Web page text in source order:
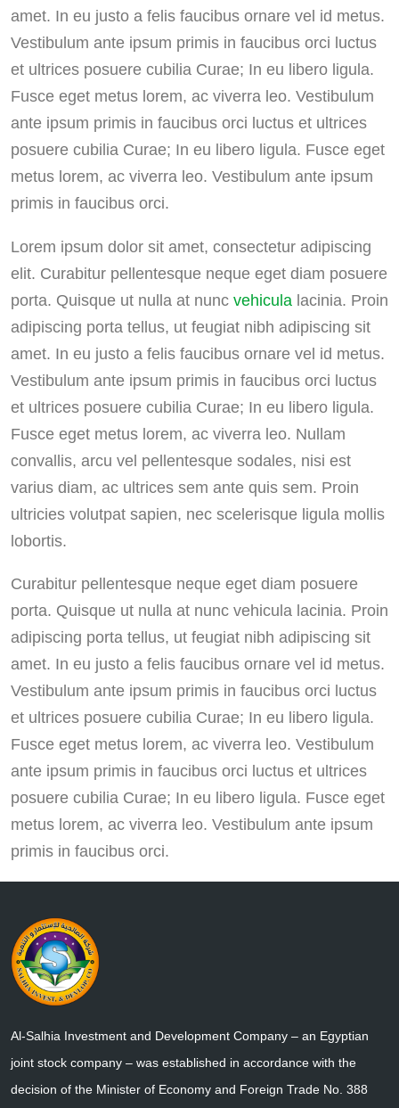
amet. In eu justo a felis faucibus ornare vel id metus.
Vestibulum ante ipsum primis in faucibus orci luctus
et ultrices posuere cubilia Curae; In eu libero ligula.
Fusce eget metus lorem, ac viverra leo. Vestibulum
ante ipsum primis in faucibus orci luctus et ultrices
posuere cubilia Curae; In eu libero ligula. Fusce eget
metus lorem, ac viverra leo. Vestibulum ante ipsum
primis in faucibus orci.
Lorem ipsum dolor sit amet, consectetur adipiscing
elit. Curabitur pellentesque neque eget diam posuere
porta. Quisque ut nulla at nunc vehicula lacinia. Proin
adipiscing porta tellus, ut feugiat nibh adipiscing sit
amet. In eu justo a felis faucibus ornare vel id metus.
Vestibulum ante ipsum primis in faucibus orci luctus
et ultrices posuere cubilia Curae; In eu libero ligula.
Fusce eget metus lorem, ac viverra leo. Nullam
convallis, arcu vel pellentesque sodales, nisi est
varius diam, ac ultrices sem ante quis sem. Proin
ultricies volutpat sapien, nec scelerisque ligula mollis
lobortis.
Curabitur pellentesque neque eget diam posuere
porta. Quisque ut nulla at nunc vehicula lacinia. Proin
adipiscing porta tellus, ut feugiat nibh adipiscing sit
amet. In eu justo a felis faucibus ornare vel id metus.
Vestibulum ante ipsum primis in faucibus orci luctus
et ultrices posuere cubilia Curae; In eu libero ligula.
Fusce eget metus lorem, ac viverra leo. Vestibulum
ante ipsum primis in faucibus orci luctus et ultrices
posuere cubilia Curae; In eu libero ligula. Fusce eget
metus lorem, ac viverra leo. Vestibulum ante ipsum
primis in faucibus orci.
Al-Salhia Investment and Development Company – an Egyptian
joint stock company – was established in accordance with the
decision of the Minister of Economy and Foreign Trade No. 388